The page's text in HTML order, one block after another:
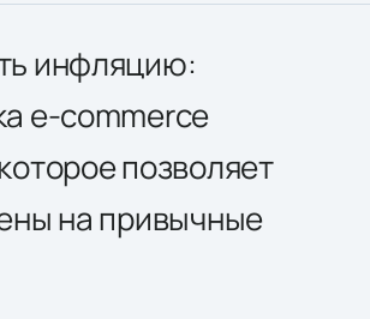
инфляцию:
e-commerce
позволяет
на привычные